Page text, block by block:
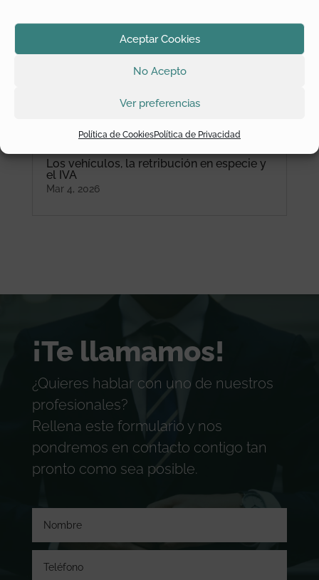
Aceptar Cookies
No Acepto
Ver preferencias
Política de CookiesPolítica de Privacidad
Los vehículos, la retribución en especie y
el IVA
Mar 4, 2026
¡Te llamamos!
¿Quieres hablar con uno de nuestros
profesionales?
Rellena este formulario y nos
pondremos en contacto contigo tan
pronto como sea posible.